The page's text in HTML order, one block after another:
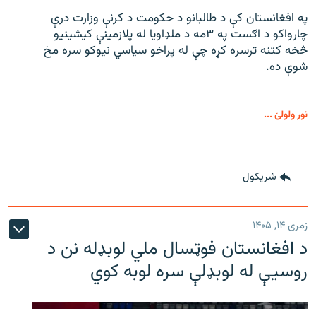
په افغانستان کې د طالبانو د حکومت د کرنې وزارت درې
چارواکو د اګست په ۳مه د ملډاویا له پلازمینې کیشینیو
څخه کتنه ترسره کړه چې له پراخو سیاسي نیوکو سره مخ
شوې ده.
نور ولولئ ...
شريکول
زمری ۱۴, ۱۴۰۵
د افغانستان فوټسال ملي لوبډله نن د
روسیې له لوبډلې سره لوبه کوي